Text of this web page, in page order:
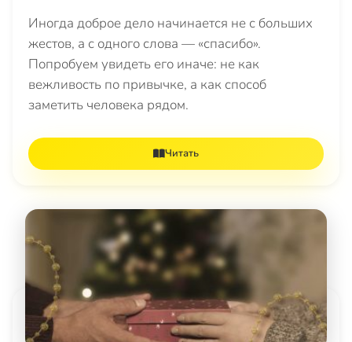
Иногда доброе дело начинается не с больших
жестов, а с одного слова — «спасибо».
Попробуем увидеть его иначе: не как
вежливость по привычке, а как способ
заметить человека рядом.
Читать